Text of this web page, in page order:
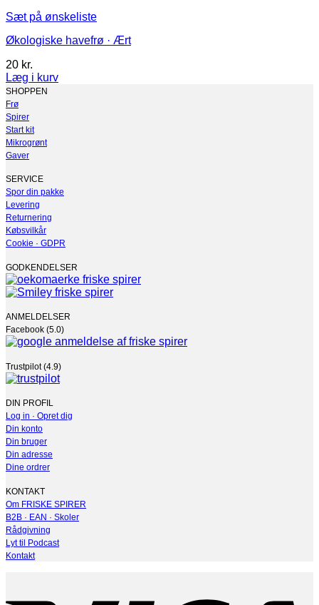
Sæt på ønskeliste
Økologiske havefrø · Ært
20 kr.
Læg i kurv
SHOPPEN
Frø
Spirer
Start kit
Mikrogrønt
Gaver
SERVICE
Spor din pakke
Levering
Returnering
Købsvilkår
Cookie · GDPR
GODKENDELSER
ANMELDELSER
Facebook (5.0)
Trustpilot (4.9)
DIN PROFIL
Log in · Opret dig
Din konto
Din bruger
Din adresse
Dine ordrer
KONTAKT
Om FRISKE SPIRER
B2B · EAN · Skoler
Rådgivning
Lyt til Podcast
Kontakt